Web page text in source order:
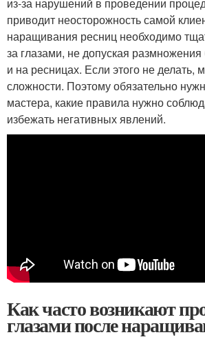
приводит неосторожность самой
наращивания ресниц необходимо
за глазами, не допуская размножения
и на ресницах. Если этого не делать,
сложности. Поэтому обязательно
мастера, какие правила нужно
избежать негативных явлений.
Как часто возникают
глазами после